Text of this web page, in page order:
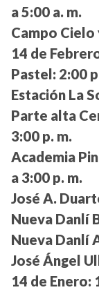
a 5:00 a. m.
Campo Cielo
14 de
Pastel: 2:00
Estación La
Parte alta
3:00 p. m.
Academia
a 3:00 p. m.
José A.
Nueva Danlí
Nueva Danlí
José Ángel
14 de Enero: